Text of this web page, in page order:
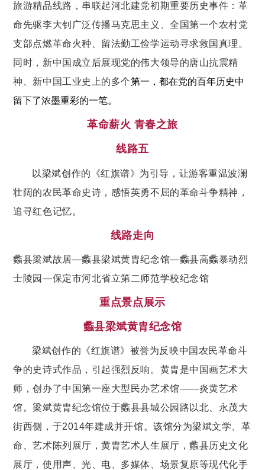
旅游精品线路，串联起河北建党初期重要历史事件：革
命先驱李大钊广泛传播马克思主义、全国第一个农村党
支部点燃革命火种、留法勤工俭学运动寻求救国真理。
同时，新中国成立后展现党的伟大领导的唐山抗震精
神、新中国工业史上的多个第一，都在党的百年历史中
留下了浓墨重彩的一笔。
革命薪火 青春之旅
线路五
以梁斌创作的《红旗谱》为引导，让游客重温波澜
壮阔的农民革命史诗，感悟英勇不屈的革命斗争精神，
追寻红色记忆。
线路走向
蠡县梁斌故居—蠡县梁斌黄胄纪念馆—蠡县高蠡暴动烈
士陵园—保定市河北省立第二师范学校纪念馆
重点景点展示
蠡县梁斌黄胄纪念馆
梁斌创作的《红旗谱》被誉为反映中国农民革命斗
争的史诗式作品，引起强烈反响。黄胄是中国画艺术大
师，创办了中国第一座大型民办艺术馆——炎黄艺术
馆。梁斌黄胄纪念馆位于蠡县县城公园路以北、永茂大
街西侧，于2014年建成并开馆。该馆分为梁斌文学、革
命、艺术陈列展厅，黄胄艺术人生展厅，蠡县历史文化
展厅，使用声、光、电、多媒体、场景复原等现代化手